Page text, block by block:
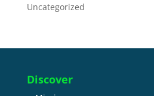
Uncategorized
Discover